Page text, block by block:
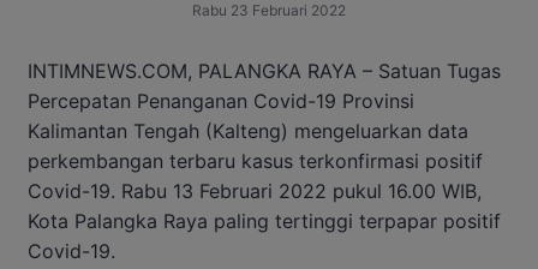
Rabu 23 Februari 2022
INTIMNEWS.COM, PALANGKA RAYA – Satuan Tugas
Percepatan Penanganan Covid-19 Provinsi
Kalimantan Tengah (Kalteng) mengeluarkan data
perkembangan terbaru kasus terkonfirmasi positif
Covid-19. Rabu 13 Februari 2022 pukul 16.00 WIB,
Kota Palangka Raya paling tertinggi terpapar positif
Covid-19.